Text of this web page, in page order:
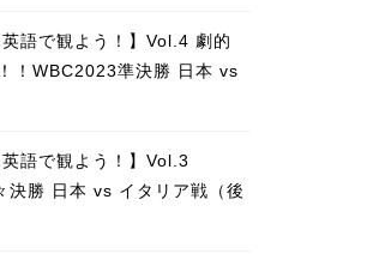
英語で観よう！】Vol.4 劇的
！WBC2023準決勝 日本 vs
英語で観よう！】Vol.3
決勝 日本 vs イタリア戦（後